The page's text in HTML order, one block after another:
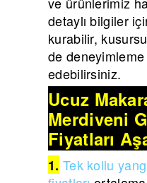
detaylı bilgiler
kurabilir,
de deneyimleme
edebilirsiniz.
Ucuz
Merdiveni
Fiyatları
1. Tek kollu